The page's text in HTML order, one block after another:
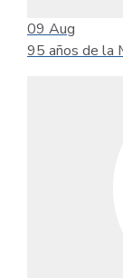
09 Aug
95 años de la